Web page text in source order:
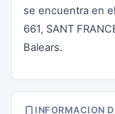
se encuentra en el
661, SANT
Balears.
INFORMACION